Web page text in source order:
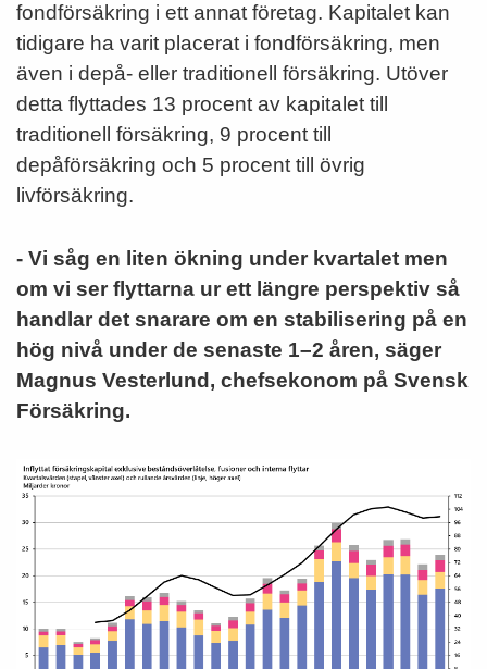
fondförsäkring i ett annat företag. Kapitalet kan
tidigare ha varit placerat i fondförsäkring, men
även i depå- eller traditionell försäkring. Utöver
detta flyttades 13 procent av kapitalet till
traditionell försäkring, 9 procent till
depåförsäkring och 5 procent till övrig
livförsäkring.
- Vi såg en liten ökning under kvartalet men
om vi ser flyttarna ur ett längre perspektiv så
handlar det snarare om en stabilisering på en
hög nivå under de senaste 1–2 åren, säger
Magnus Vesterlund, chefsekonom på Svensk
Försäkring.